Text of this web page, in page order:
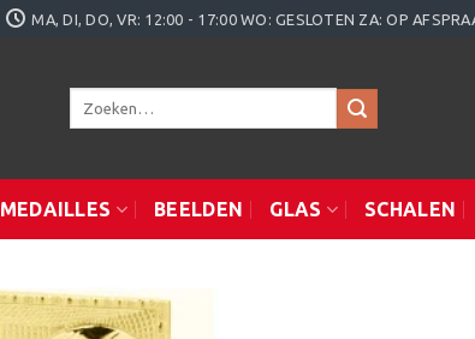
MA, DI, DO, VR: 12:00 - 17:00 WO: GESLOTEN ZA: OP
Zoeken
MEDAILLES BEELDEN GLAS SCHALEN